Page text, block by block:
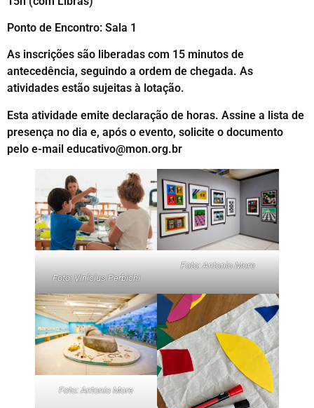
Ponto de Encontro: Sala 1
As inscrições são liberadas com 15 minutos de
antecedência, seguindo a ordem de chegada. As
atividades estão sujeitas à lotação.
Esta atividade emite declaração de horas. Assine a lista de
presença no dia e, após o evento, solicite o documento
pelo e-mail educativo@mon.org.br
Foto: Vinícius Perbichi
Foto: Antonio More
Foto: Antonio More